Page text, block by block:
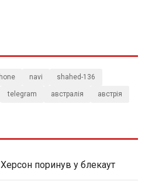
navi shahed-136
telegram австралія австрія
поринув у блекаут